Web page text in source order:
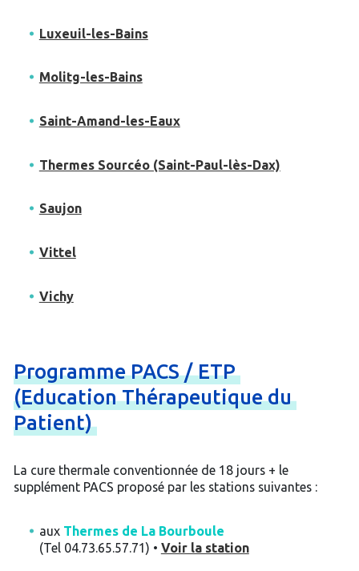
Luxeuil-les-Bains
Molitg-les-Bains
Saint-Amand-les-Eaux
Thermes Sourcéo (Saint-Paul-lès-Dax)
Saujon
Vittel
Vichy
ProgrammePACS/ETP
(EducationThérapeutiquedu
Patient)
La cure thermale conventionnée de 18 jours + le
supplément PACS proposé par les stations suivantes :
aux Thermes de La Bourboule
(Tel 04.73.65.57.71) • Voir la station